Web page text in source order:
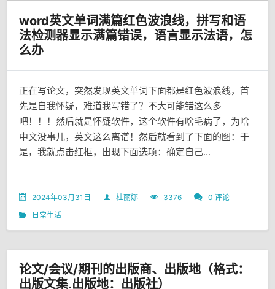
word英文单词满篇红色波浪线，拼写和语
法检测器显示满篇错误，语言显示法语，怎
么办
正在写论文，突然发现英文单词下面都是红色波浪线，首
先是自我怀疑，难道我写错了？不大可能错这么多
吧！！！然后就是怀疑软件，这个软件有啥毛病了，为啥
中文没事儿，英文这么离谱！然后就看到了下面的图：于
是，我就点击红框，出现下面选项：确定自己...
2024年03月31日 杜丽娜 3376
0 评论
日常生活
论文/会议/期刊的出版商、出版地（格式：
出版文集.出版地：出版社）